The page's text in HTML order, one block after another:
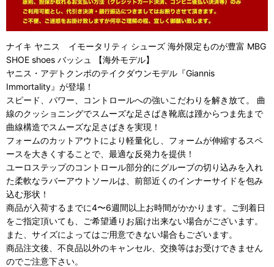
ナイキ ヤニス イモータリティ シューズ 海外限定ものが豊富 MBG
SHOE shoes バッシュ 【海外モデル】
ヤニス・アデトクンポのテイクダウンモデル『Giannis
Immortality』が登場！
スピード、パワー、コントロールへの強いこだわりを解き放て。 曲
線のクッショニングでスムーズな足さばき靴底は踵からつま先まで
曲線構造でスムーズな足さばきを実現！
フォームのカットアウトにより軽量化し、フォームが伸縮するスペ
ースを大きくすることで、最適な反発力を提供！
ユーロステップのコントロール部分的にグルーブの切り込みを入れ
た柔軟なラバーアウトソールは、前部近くのインナーサイドを包み
込む形状！
商品が入荷するまでに4〜6週間以上お時間がかかります。ご到着日
をご指定頂いても、ご希望通りお届け出来ない場合がございます。
また、サイズによってはご用意できない場合もございます。
商品注文後、不良品以外のキャンセル、交換等はお受けできません
のでご注意下さい。